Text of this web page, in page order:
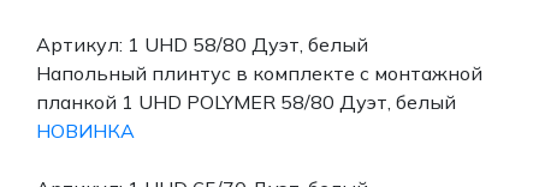
Артикул: 1 UHD 58/80 Дуэт, белый
Напольный плинтус в комплекте с монтажной
планкой 1 UHD POLYMER 58/80 Дуэт, белый
НОВИНКА